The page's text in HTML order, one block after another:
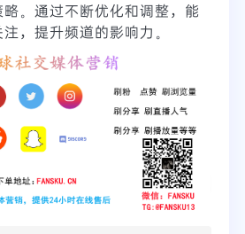
。通过不断优化和调整，能
，提升频道的影响力。